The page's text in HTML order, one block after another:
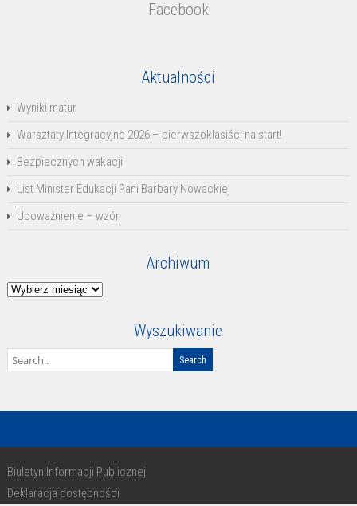
Facebook
Aktualności
Wyniki matur
Warsztaty Integracyjne 2026 – pierwszoklasiści na start!
Bezpiecznych wakacji
List Minister Edukacji Pani Barbary Nowackiej
Upoważnienie – wzór
Archiwum
Archiwum
Wyszukiwanie
Biuletyn Informacji Publicznej
Deklaracja dostępności